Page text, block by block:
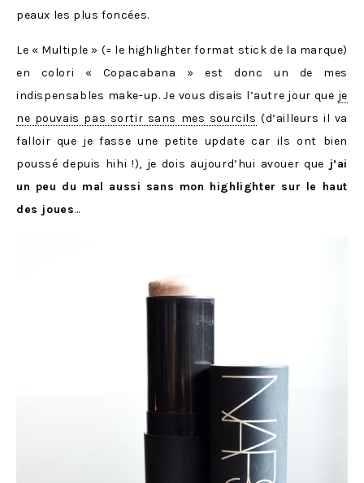
peaux les plus foncées.
Le « Multiple » (= le highlighter format stick de la marque)
en colori « Copacabana » est donc un de mes
indispensables make-up. Je vous disais l’autre jour que je
ne pouvais pas sortir sans mes sourcils (d’ailleurs il va
falloir que je fasse une petite update car ils ont bien
poussé depuis hihi !), je dois aujourd’hui avouer que j’ai
un peu du mal aussi sans mon highlighter sur le haut
des joues…